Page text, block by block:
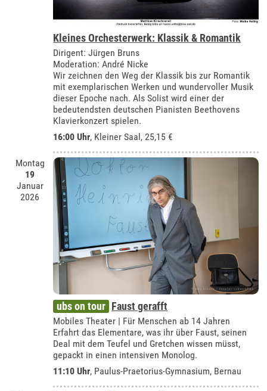
Kleines Orchesterwerk: Klassik & Romantik
Dirigent: Jürgen Bruns
Moderation: André Nicke
Wir zeichnen den Weg der Klassik bis zur Romantik
mit exemplarischen Werken und wundervoller Musik
dieser Epoche nach. Als Solist wird einer der
bedeutendsten deutschen Pianisten Beethovens
Klavierkonzert spielen.
16:00 Uhr, Kleiner Saal , 25,15 €
Montag
19
Januar
2026
ubs on tour Faust gerafft
Mobiles Theater | Für Menschen ab 14 Jahren
Erfahrt das Elementare, was ihr über Faust, seinen
Deal mit dem Teufel und Gretchen wissen müsst,
gepackt in einen intensiven Monolog.
11:10 Uhr, Paulus-Praetorius-Gymnasium, Bernau